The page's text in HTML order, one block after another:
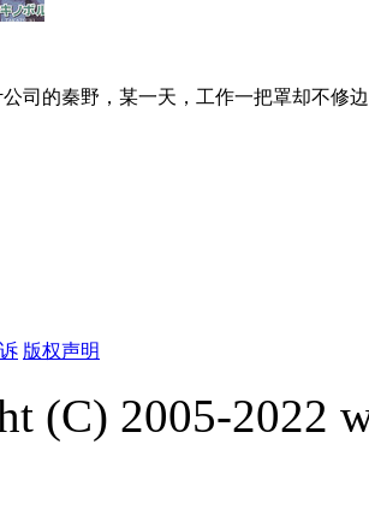
司的秦野，某一天，工作一把罩却不修
版权声明
(C) 2005-2022